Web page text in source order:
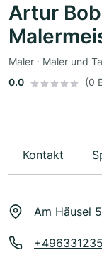
Artur
Maler · Maler und
0.0
(0
Kontakt
Am Häusel